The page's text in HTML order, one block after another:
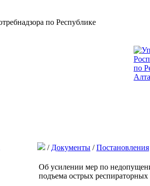
/ Документы /Постановления
Об усилении мер по
подъема острых